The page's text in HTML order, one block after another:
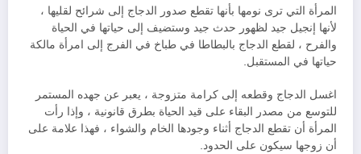
المرأة التي ترى نومها بأنها تقطع صدور الدجاج إلى شرائح لقليها ،
لأنها إنجيل جيد لظهور حدث جيد وستضيف إلى حياتها في الحياة
والفرح ، لقطع الدجاج بالبطاطا في طباخ في الفرج إلى امرأة مالكة
حياتها في المستقبل.
اغسل الدجاج وقطعه إلى كرامة متزوجة ، يعبر عن جهده المستمر
للتوسع من مصدر البقاء على قيد الحياة بطرق قانونية ، وإذا رأت
المرأة أن تقطع الدجاج أثناء وجودها الخام والشواء ، فهذا علامة على
أن زوجها سيكون على الحدود.